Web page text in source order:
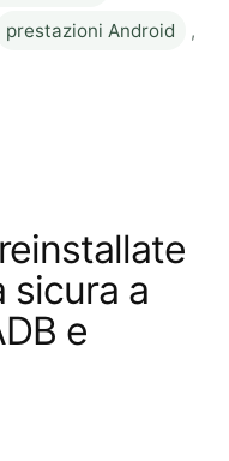
prestazioni Android
,
sicura a
e